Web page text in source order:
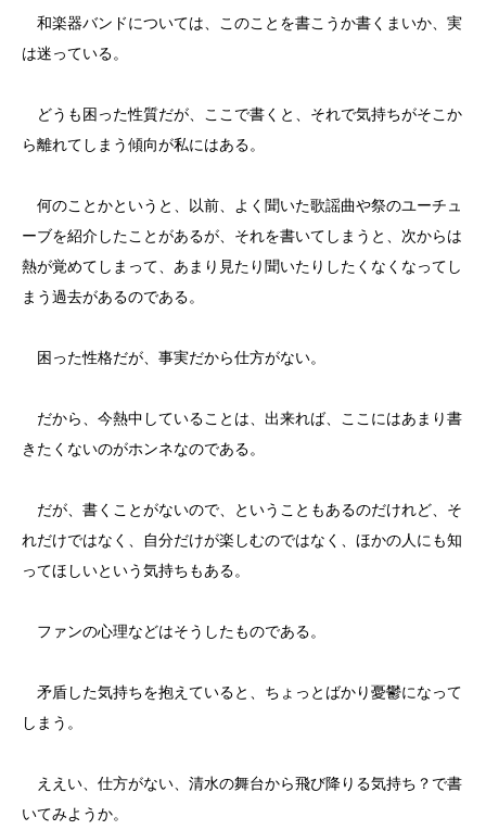
和楽器バンドについては、このことを書こうか書くまいか、実
は迷っている。
どうも困った性質だが、ここで書くと、それで気持ちがそこか
ら離れてしまう傾向が私にはある。
何のことかというと、以前、よく聞いた歌謡曲や祭のユーチュ
ーブを紹介したことがあるが、それを書いてしまうと、次からは
熱が覚めてしまって、あまり見たり聞いたりしたくなくなってし
まう過去があるのである。
困った性格だが、事実だから仕方がない。
だから、今熱中していることは、出来れば、ここにはあまり書
きたくないのがホンネなのである。
だが、書くことがないので、ということもあるのだけれど、そ
れだけではなく、自分だけが楽しむのではなく、ほかの人にも知
ってほしいという気持ちもある。
ファンの心理などはそうしたものである。
矛盾した気持ちを抱えていると、ちょっとばかり憂鬱になって
しまう。
ええい、仕方がない、清水の舞台から飛び降りる気持ち？で書
いてみようか。